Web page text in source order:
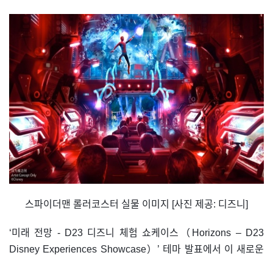
스파이더맨 롤러코스터 실물 이미지 [사진 제공: 디즈니]
‘미래 전망 - D23 디즈니 체험 쇼케이스（Horizons – D23
Disney Experiences Showcase）’ 테마 발표에서 이 새로운